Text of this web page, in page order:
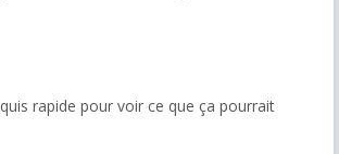
rapide pour voir ce que ça pourrait